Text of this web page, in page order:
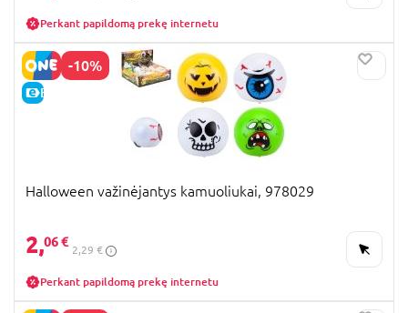
Perkant papildomą prekę internetu
-10%
E-KAINA
Halloween važinėjantys kamuoliukai, 978029
2,06 €
2,29 €
Perkant papildomą prekę internetu